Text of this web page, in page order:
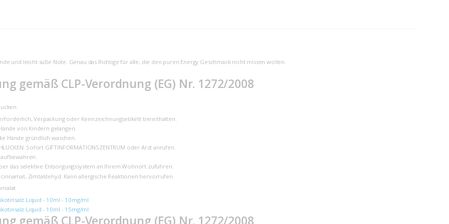
und leicht süße Note. Genau das Richtige für alle, die den puren Energy Geschmack nicht missen wollen.
gemäß CLP-Verordnung (EG) Nr. 1272/2008
Verpackung oder Kennzeichnungsetikett bereithalten.
von Kindern gelangen.
Hände gründlich waschen.
Sofort GIFTINFORMATIONSZENTRUM oder Arzt anrufen.
das selektive Entsorgungssystem an Ihrem Wohnort zuführen.
Zimtaldehyd. Kann allergische Reaktionen hervorrufen.
Liquid - 10ml - 10mg/ml
Liquid - 10ml - 15mg/ml
gemäß CLP-Verordnung (EG) Nr. 1272/2008